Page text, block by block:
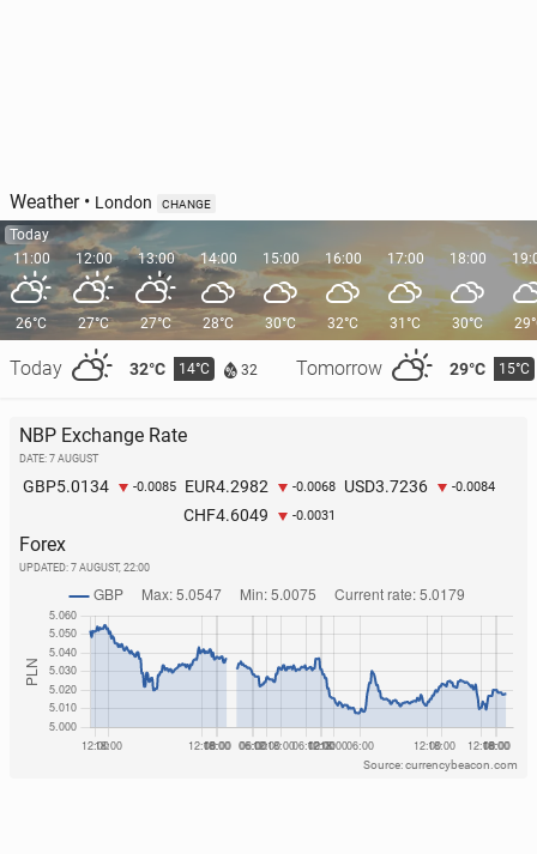
Weather• London CHANGE
Today
11:00
26°C
Today 32°C 14°C 32 Tomorrow 29°C 15°C
12:00
27°C
13:00
27°C
14:00
28°C
15:00
30°C
16:00
32°C
17:00
31°C
18:00
30°C
NBP Exchange Rate
DATE: 7 AUGUST
GBP5.0134 -0.0085 EUR4.2982 -0.0068 USD3.7236 -0.0084
CHF4.6049 -0.0031
Forex
UPDATED: 7 AUGUST, 22:00
Source: currencybeacon.com